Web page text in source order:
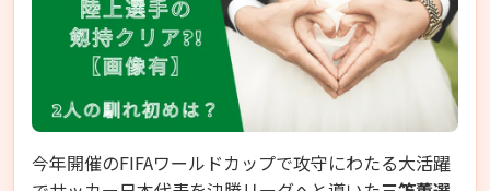
今年開催のFIFAワールドカップで攻守にわたる大活躍